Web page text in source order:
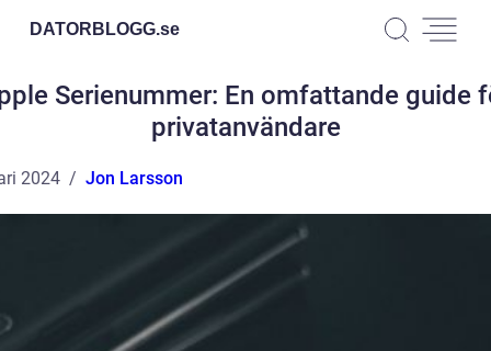
DATORBLOGG.se
Serienummer: En omfattande guide
privatanvändare
2024 Jon Larsson